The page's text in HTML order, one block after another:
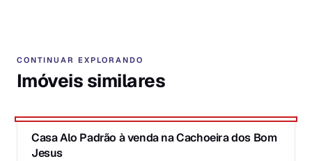
CONTINUAR EXPLORANDO
Imóveis similares
★ DESTAQUE PRIME VENDA
Casa Alo Padrão à venda na Cachoeira dos Bom
Jesus